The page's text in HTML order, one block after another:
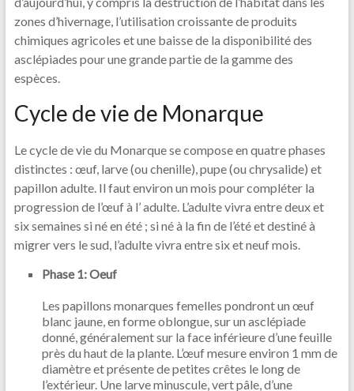
zones d’hivernage, l’utilisation croissante de produits
chimiques agricoles et une baisse de la disponibilité des
asclépiades pour une grande partie de la gamme des
espèces.
Cycle de vie de Monarque
Le cycle de vie du Monarque se compose en quatre phases
distinctes : œuf, larve (ou chenille), pupe (ou chrysalide) et
papillon adulte. Il faut environ un mois pour compléter la
progression de l’œuf à l’ adulte. L’adulte vivra entre deux et
six semaines si né en été ; si né à la fin de l’été et destiné à
migrer vers le sud, l’adulte vivra entre six et neuf mois.
Phase 1: Oeuf
Les papillons monarques femelles pondront un œuf
blanc jaune, en forme oblongue, sur un asclépiade
donné, généralement sur la face inférieure d’une feuille
près du haut de la plante. L’œuf mesure environ 1 mm de
diamètre et présente de petites crêtes le long de
l’extérieur. Une larve minuscule, vert pâle, d’une